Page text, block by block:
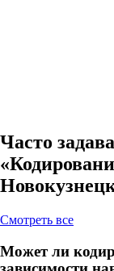
Часто
Cмотреть все
Может ли